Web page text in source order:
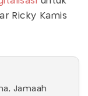
Ricky Kamis
Jamaah